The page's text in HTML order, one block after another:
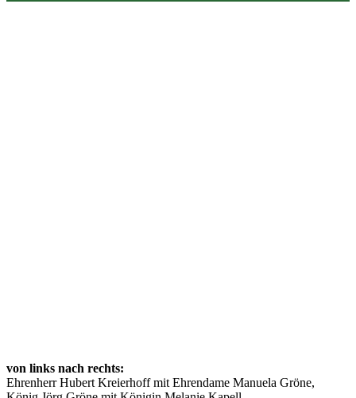
von links nach rechts:
Ehrenherr Hubert Kreierhoff mit Ehrendame Manuela Gröne,